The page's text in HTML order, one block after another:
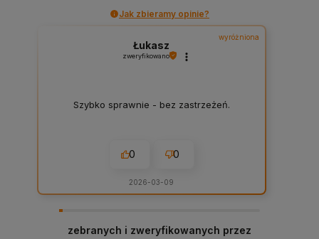
Jak zbieramy opinie?
wyróżniona
Łukasz
zweryfikowano
Szybko sprawnie - bez zastrzeżeń.
0 0
2026-03-09
zebranych i zweryfikowanych przez